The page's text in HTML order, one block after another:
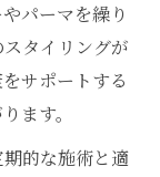
パーマを繰り
タイリングが
サポートする
ます。
的な施術と適